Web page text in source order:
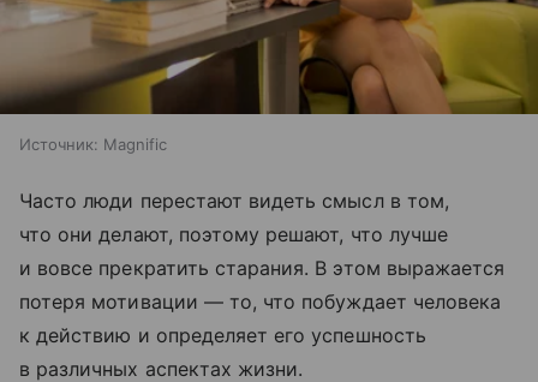
Источник: Magnific
Часто люди перестают видеть смысл в том,
что они делают, поэтому решают, что лучше
и вовсе прекратить старания. В этом выражается
потеря мотивации — то, что побуждает человека
к действию и определяет его успешность
в различных аспектах жизни.